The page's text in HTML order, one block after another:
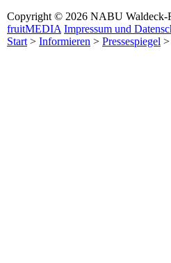
Copyright © 2026 NABU Waldeck-
fruitMEDIA Impressum und
Start> Informieren > Pressespiegel >